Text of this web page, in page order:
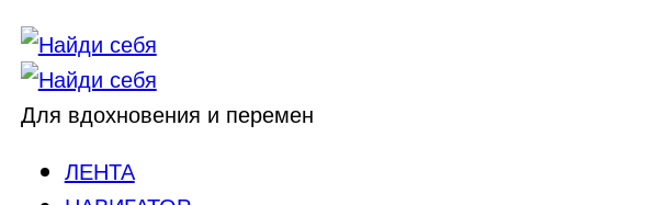
Для вдохновения и перемен
ЛЕНТА